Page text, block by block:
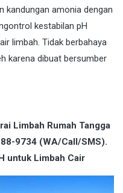
kandungan amonia dengan
kestabilan pH
limbah. Tidak berbahaya
karena dibuat bersumber
Limbah Rumah Tangga
9734 (WA/Call/SMS).
untuk Limbah Cair